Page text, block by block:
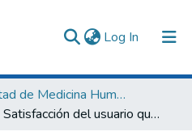
Log In (current)
Facultad de Medicina Humana
Satisfacción del usuario que acude a la botica San José, Distrito el Porvenir, Trujillo - 2024.